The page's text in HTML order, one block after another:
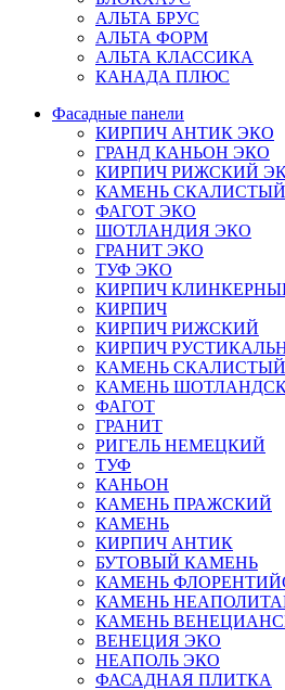
АЛЬТА БРУС
АЛЬТА ФОРМ
АЛЬТА КЛАССИКА
КАНАДА ПЛЮС
Фасадные панели
КИРПИЧ АНТИК ЭКО
ГРАНД КАНЬОН ЭКО
КИРПИЧ РИЖСКИЙ
КАМЕНЬ
ФАГОТ ЭКО
ШОТЛАНДИЯ ЭКО
ГРАНИТ ЭКО
ТУФ ЭКО
КИРПИЧ
КИРПИЧ
КИРПИЧ РИЖСКИЙ
КИРПИЧ
КАМЕНЬ СКАЛИСТЫЙ
КАМЕНЬ
ФАГОТ
ГРАНИТ
РИГЕЛЬ НЕМЕЦКИЙ
ТУФ
КАНЬОН
КАМЕНЬ ПРАЖСКИЙ
КАМЕНЬ
КИРПИЧ АНТИК
БУТОВЫЙ КАМЕНЬ
КАМЕНЬ
КАМЕНЬ
КАМЕНЬ
ВЕНЕЦИЯ ЭКО
НЕАПОЛЬ ЭКО
ФАСАДНАЯ ПЛИТКА